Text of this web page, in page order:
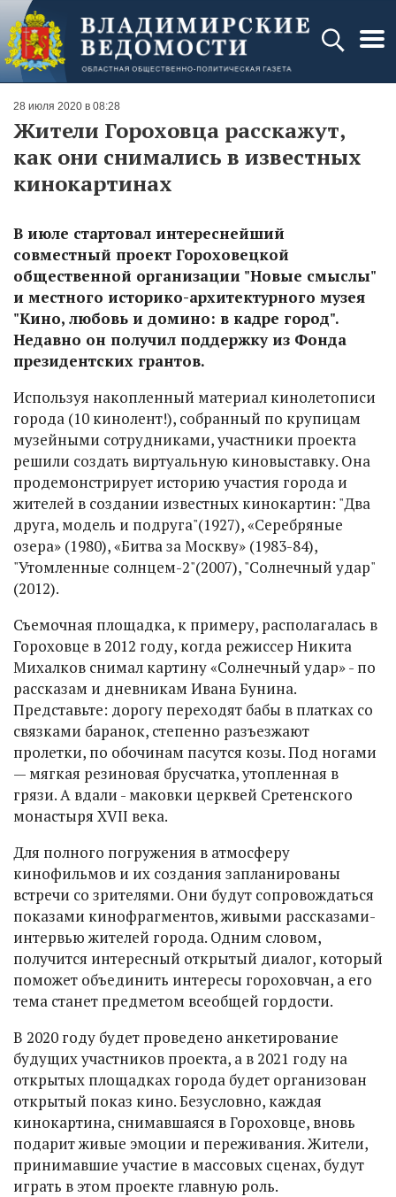
28 июля 2020 в 08:28
Жители Гороховца расскажут,
как они снимались в известных
кинокартинах
В июле стартовал интереснейший
совместный проект Гороховецкой
общественной организации "Новые смыслы"
и местного историко-архитектурного музея
"Кино, любовь и домино: в кадре город".
Недавно он получил поддержку из Фонда
президентских грантов.
Используя накопленный материал кинолетописи
города (10 кинолент!), собранный по крупицам
музейными сотрудниками, участники проекта
решили создать виртуальную киновыставку. Она
продемонстрирует историю участия города и
жителей в создании известных кинокартин: "Два
друга, модель и подруга"(1927), «Серебряные
озера» (1980), «Битва за Москву» (1983-84),
"Утомленные солнцем-2"(2007), "Солнечный удар"
(2012).
Съемочная площадка, к примеру, располагалась в
Гороховце в 2012 году, когда режиссер Никита
Михалков снимал картину «Солнечный удар» - по
рассказам и дневникам Ивана Бунина.
Представьте: дорогу переходят бабы в платках со
связками баранок, степенно разъезжают
пролетки, по обочинам пасутся козы. Под ногами
— мягкая резиновая брусчатка, утопленная в
грязи. А вдали - маковки церквей Сретенского
монастыря ХVII века.
Для полного погружения в атмосферу
кинофильмов и их создания запланированы
встречи со зрителями. Они будут сопровождаться
показами кинофрагментов, живыми рассказами-
интервью жителей города. Одним словом,
получится интересный открытый диалог, который
поможет объединить интересы гороховчан, а его
тема станет предметом всеобщей гордости.
В 2020 году будет проведено анкетирование
будущих участников проекта, а в 2021 году на
открытых площадках города будет организован
открытый показ кино. Безусловно, каждая
кинокартина, снимавшаяся в Гороховце, вновь
подарит живые эмоции и переживания. Жители,
принимавшие участие в массовых сценах, будут
играть в этом проекте главную роль.